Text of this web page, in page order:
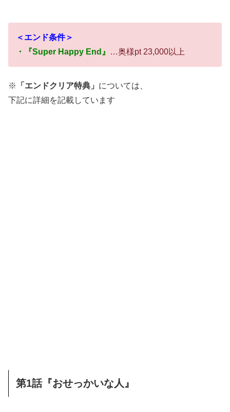
＜エンド条件＞
・『Super Happy End』
…奥様pt 23,000以上
※ 「エンドクリア特典」 については、
下記に詳細を記載しています
第1話『おせっかいな人』